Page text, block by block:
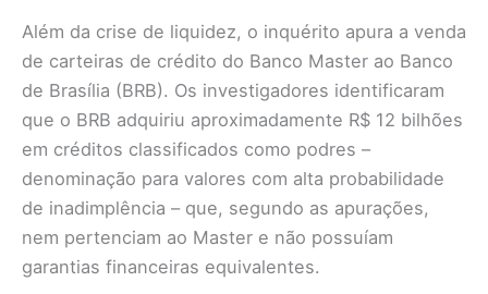
Além da crise de liquidez, o inquérito apura a venda
de carteiras de crédito do Banco Master ao Banco
de Brasília (BRB). Os investigadores identificaram
que o BRB adquiriu aproximadamente R$ 12 bilhões
em créditos classificados como podres –
denominação para valores com alta probabilidade
de inadimplência – que, segundo as apurações,
nem pertenciam ao Master e não possuíam
garantias financeiras equivalentes.